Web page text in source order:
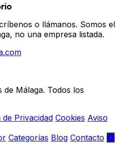
o llámanos. Somos el
no una empresa listada.
Málaga. Todos los
de Privacidad Cookies Aviso
Categorías Blog Contacto